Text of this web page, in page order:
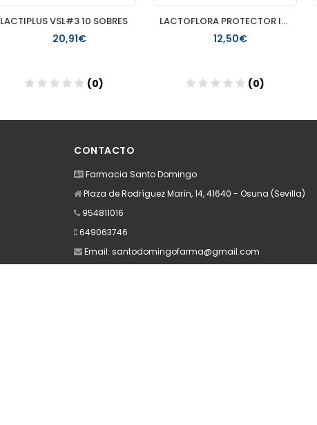
LACTIPLUS VSL#3 10 SOBRES
20,91€
(0)
LACTOFLORA PROTECTOR INTESTINAL INFANTIL 10 VIALES 7 ML SAB
12,50€
(0)
CONTACTO
Farmacia Santo Domingo
Plaza de Rodríguez Marín, 14, 41640 - Osuna (Sevilla)
954811016
649063746
Email: santodomingofarma@gmail.com